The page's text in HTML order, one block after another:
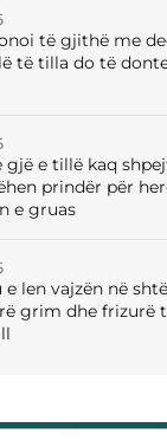
të gjithë me
të tilla do të
gjë e tillë kaq
prindër për
e gruas
e len vajzën në
grim dhe frizurë